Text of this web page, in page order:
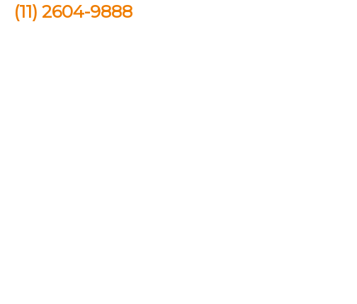
(11) 2604-9888